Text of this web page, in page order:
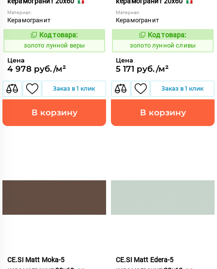
Материал:
Керамогранит
521883
Код товара:
золото лунной веры
Цена
4 978 руб./м²
Заказ в 1 клик
В корзину
Материал:
Керамогранит
521886
Код товара:
золото лунной сливы
Цена
5 171 руб./м²
Заказ в 1 клик
В корзину
CE.SI Matt Moka-5
CE.SI Matt Edera-5